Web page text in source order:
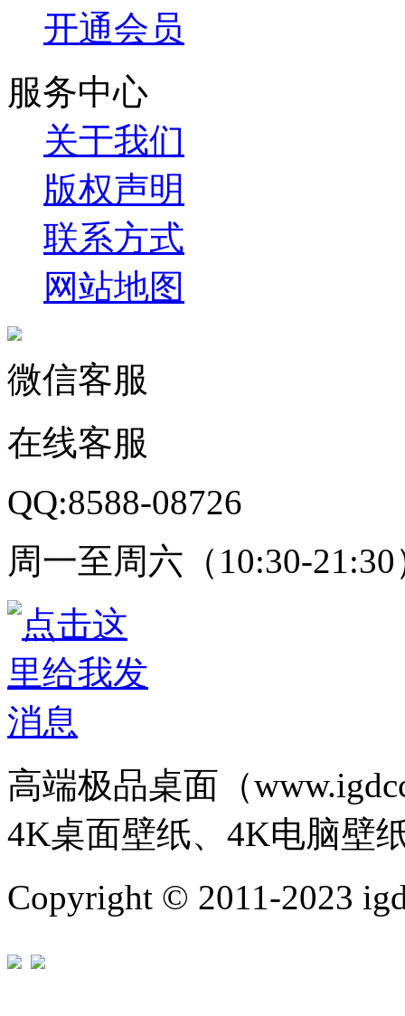
开通会员
服务中心
关于我们
版权声明
联系方式
网站地图
微信客服
在线客服
QQ:8588-08726
周一至周六（10:30-21:30
高端极品桌面（
4K桌面壁纸、4K电脑壁
Copyright © 2011-2023